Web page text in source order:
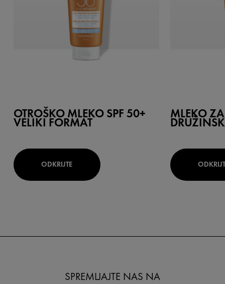
OTROŠKO MLEKO SPF 50+
VELIKI FORMAT
ODKRIJTE
MLEKO
SPREMLJAJTE NAS NA